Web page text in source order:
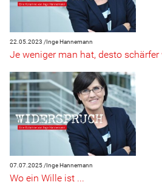
22.05.2023 / Inge Hannemann
Je weniger man hat, desto
07.07.2025 /Inge Hannemann
Wo ein Wille ist ...